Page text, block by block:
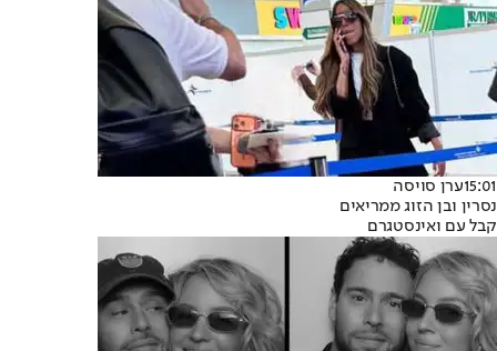
15:01ערן סויסה
נסרין ובן הזוג ממריאים
קבל עם ואינסטגרם